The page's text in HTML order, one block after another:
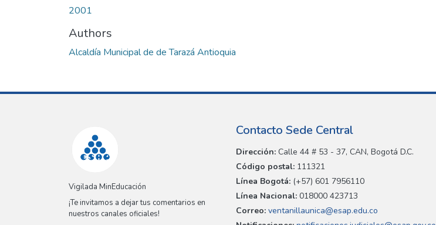
2001
Authors
Alcaldía Municipal de de Tarazá Antioquia
Vigilada MinEducación
¡Te invitamos a dejar tus comentarios en
nuestros canales oficiales!
Contacto Sede Central
Dirección: Calle 44 # 53 - 37, CAN, Bogotá D.C.
Código postal: 111321
Línea Bogotá: (+57) 601 7956110
Línea Nacional: 018000 423713
Correo: ventanillaunica@esap.edu.co